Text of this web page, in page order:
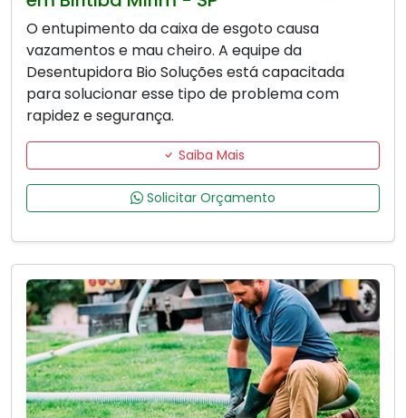
O entupimento da caixa de esgoto causa
vazamentos e mau cheiro. A equipe da
Desentupidora Bio Soluções está capacitada
para solucionar esse tipo de problema com
rapidez e segurança.
Saiba Mais
Solicitar Orçamento